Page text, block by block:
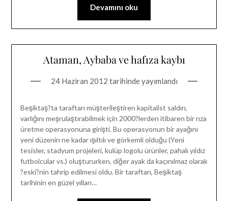
Devamını oku
Ataman, Aybaba ve hafıza kaybı
24 Haziran 2012 tarihinde yayımlandı
Beşiktaş?ta taraftarı müşterileştiren kapitalist saldırı,
varlığını meşrulaştırabilmek için 2000?lerden itibaren bir rıza
üretme operasyonuna girişti. Bu operasyonun bir ayağını
yeni düzenin ne kadar ışıltılı ve görkemli olduğu (Yeni
tesisler, stadyum projeleri, kulüp logolu ürünler, pahalı yıldız
futbolcular vs.) oluştururken, diğer ayak da kaçınılmaz olarak
?eski?nin tahrip edilmesi oldu. Bir taraftan, Beşiktaş
tarihinin en güzel yılları…